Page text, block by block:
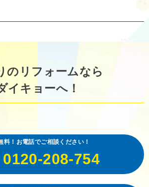
のリフォームなら
イキョーへ！
料！お電話でご相談ください！
208-754